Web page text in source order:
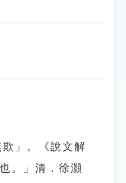
」。《說文解
。」清．徐灝